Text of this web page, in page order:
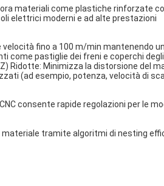
materiali come plastiche rinforzate
elettrici moderni e ad alte prestazioni
velocità fino a 100 m/min mantenendo
come pastiglie dei freni e coperchi
Ridotte: Minimizza la distorsione del
(ad esempio, potenza, velocità di
consente rapide regolazioni per le
materiale tramite algoritmi di nesting